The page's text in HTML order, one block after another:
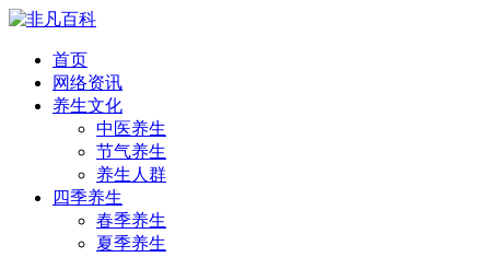
首页
网络资讯
养生文化
中医养生
节气养生
养生人群
四季养生
春季养生
夏季养生